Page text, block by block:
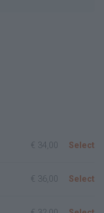
€ 34,00 Select
€ 36,00 Select